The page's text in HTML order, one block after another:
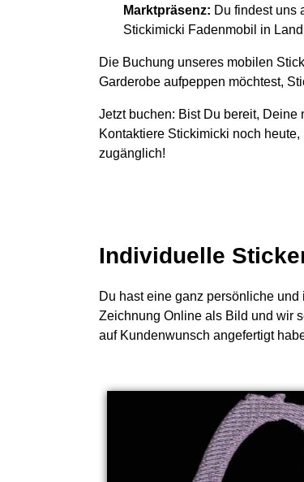
Marktpräsenz: Du findest uns
Stickimicki Fadenmobil in
Die Buchung unseres mobilen
Garderobe aufpeppen möchtest,
Jetzt buchen: Bist Du bereit,
Kontaktiere Stickimicki noch
zugänglich!
Individuelle
Du hast eine ganz persönliche
Zeichnung Online als Bild und wir
auf Kundenwunsch angefertigt